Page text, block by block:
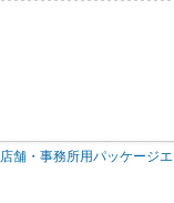
店舗・事務所用パッケージ